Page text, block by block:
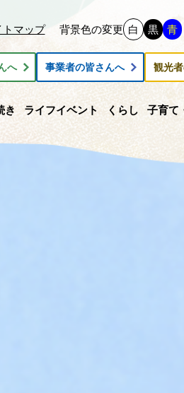
トマップ 背景色の変更 白 黒 青
へ 事業者の皆さんへ 観光
き ライフイベント くらし 子育て